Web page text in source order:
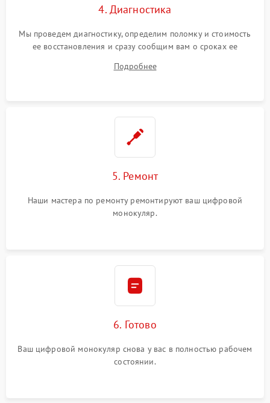
4. Диагностика
Мы проведем диагностику, определим поломку и стоимость
ее восстановления и сразу сообщим вам о сроках ее
Подробнее
5. Ремонт
Наши мастера по ремонту ремонтируют ваш цифровой
монокуляр.
6. Готово
Ваш цифровой монокуляр снова у вас в полностью рабочем
состоянии.